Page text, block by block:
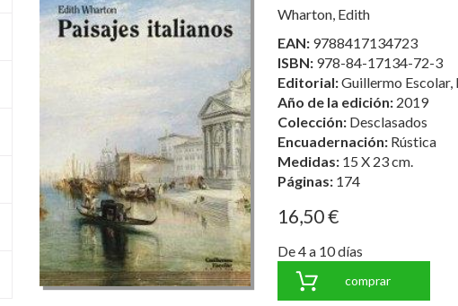
Wharton, Edith
EAN: 9788417134723
ISBN: 978-84-17134-72-3
Editorial:Guillermo Escolar,
Año de la edición: 2019
Colección: Desclasados
Encuadernación: Rústica
Medidas: 15 X 23 cm.
Páginas: 174
16,50 €
De 4 a 10 días
comprar